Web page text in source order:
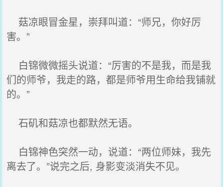
菇凉眼冒金星，崇拜叫道：“师兄，你好厉
害。”
白锦微微摇头说道：“厉害的不是我，而是我
们的师爷，我走的路，都是师爷用生命给我铺就
的。”
石矶和菇凉也都默然无语。
白锦神色突然一动，说道：“两位师妹，我先
离去了。”说完之后, 身影变淡消失不见。